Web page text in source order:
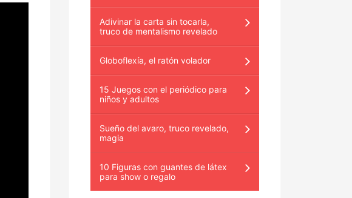
Adivinar la carta sin tocarla,
truco de mentalismo revelado
Globoflexía, el ratón volador
15 Juegos con el periódico para
niños y adultos
Sueño del avaro, truco revelado,
magia
10 Figuras con guantes de látex
para show o regalo